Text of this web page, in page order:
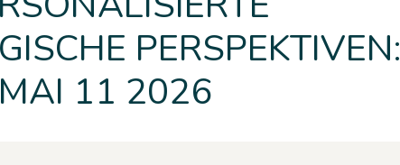
PERSPEKTIVEN:
11 2026